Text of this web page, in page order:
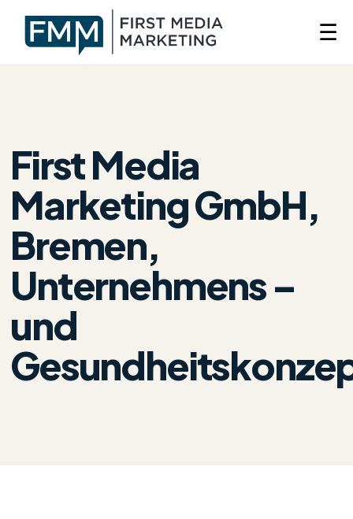
☰
First Media
Marketing GmbH,
Bremen,
Unternehmens –
und